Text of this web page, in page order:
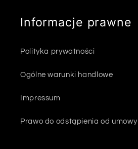
Informacje prawne
Polityka prywatności
Ogólne warunki handlowe
Impressum
Prawo do odstąpienia od umowy